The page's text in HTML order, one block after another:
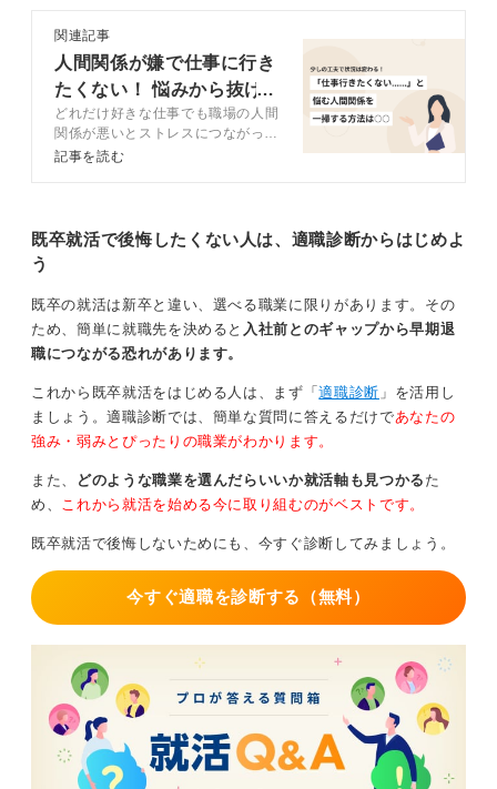
動療法（CBT）などを受けてみるのもいいのかなと思い
ます。
本音を話して理解してくれる企業を探すのも
企業の見極め方については非常に難しい問題です。 正直
なぜなら面接で話す人と、入社後に直属の上司になった
多いからです。
面接官の様子を見て感じが良かったから大丈夫、という
わけにもいかないのでそこはもう入ってみないとわから
ないかなと思います。
あとは多少は「ちょっと自分の心があまり強くなかった
んです」ぐらいのことを認めて面接で話したときに、そ
れを受け止めてくれるような面接をしてくださるんだっ
たら、その会社は大丈夫かもしれません。
そのときに「弱かったんですね」とか、何か嫌なことを
退職理由を前向きに伝えよう！ 企業の見極めは印象
と見学が重要
退職理由はポジティブに伝えましょう。職場環境と合わ
なくなった、自身の成長を感じられなくなった、新たに
れば職場見学をしてコミュニケーションをとっている様
分に合うかどうかを慎重にみるべきです。エージェント
などを介して得られるインフォーマルな情報は、特に重
また面接の場で面接官が採用する人に対して、丁寧な対
応をしているかどうかも判断材料の一つとなります。
0
関連記事
人間関係が嫌で仕事に行き
たくない！ 悩みから抜け
出す6つの対処法
どれだけ好きな仕事でも職場の人間
関係が悪いとストレスにつながって
「仕事に行きたくないな……」と思
みに対する対処法についてキャリア
コンサルタントとともに解説しま
記事を読む
既卒就活で後悔したくない人は、適職診断からはじめよ
う
既卒の就活は新卒と違い、選べる職業に限りがあります。その
ため、簡単に就職先を決めると 入社前とのギャップから早期退
職につながる恐れがあります。
これから既卒就活をはじめる人は、まず「適職診断 」を活用し
ましょう。適職診断では、簡単な質問に答えるだけであなたの
強み・弱みとぴったりの職業がわかります。
また、 どのような職業を選んだらいいか就活軸も見つかる た
め、 これから就活を始める今に取り組むのがベストです。
既卒就活で後悔しないためにも、今すぐ診断してみましょう。
今すぐ適職を診断する（無料）